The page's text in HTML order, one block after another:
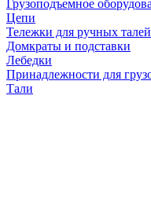
Грузоподъемное
Цепи
Тележки для ручных талей
Домкраты и подставки
Лебедки
Принадлежности для
Тали